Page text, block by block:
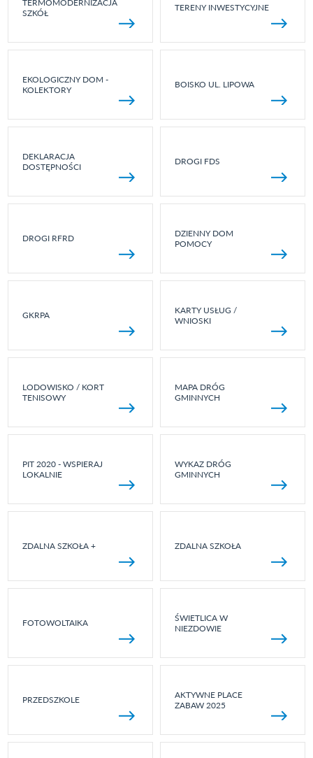
TERMOMODERNIZACJA
SZKÓŁ
TERENY INWESTYCYJNE
EKOLOGICZNY DOM -
KOLEKTORY
BOISKO UL. LIPOWA
DEKLARACJA
DOSTĘPNOŚCI
DROGI FDS
DROGI RFRD
DZIENNY DOM
POMOCY
GKRPA
KARTY USŁUG /
WNIOSKI
LODOWISKO / KORT
TENISOWY
MAPA DRÓG
GMINNYCH
PIT 2020 - WSPIERAJ
LOKALNIE
WYKAZ DRÓG
GMINNYCH
ZDALNA SZKOŁA + ZDALNA SZKOŁA
FOTOWOLTAIKA
ŚWIETLICA W
NIEZDOWIE
PRZEDSZKOLE
AKTYWNE PLACE
ZABAW 2025